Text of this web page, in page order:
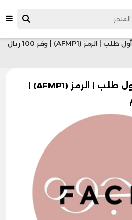
كود خصم وجوه أول طلب | الرمز (AFMP1) | وفر 100 ريال
كود خصم وجوه أول طلب | الرمز (AFMP1) |